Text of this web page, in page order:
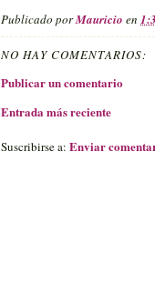
Publicado porMauricio en
NO HAY COMENTARIOS:
Publicar un comentario
Entrada más reciente
Suscribirse a: Enviar